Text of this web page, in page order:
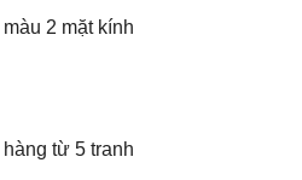
2 mặt kính
từ 5 tranh